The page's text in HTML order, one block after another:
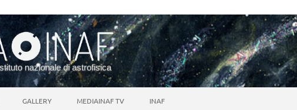
nazionale di astrofisica
GALLERY MEDIAINAF TV INAF